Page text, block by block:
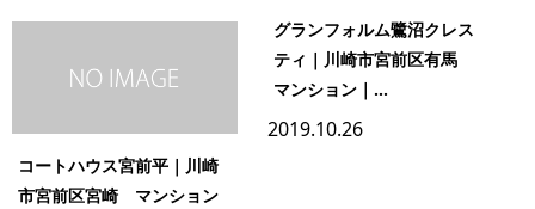
コートハウス宮前平｜川崎
市宮前区宮崎 マンション
グランフォルム鷺沼クレス
ティ｜川崎市宮前区有馬
マンション｜...
2019.10.26